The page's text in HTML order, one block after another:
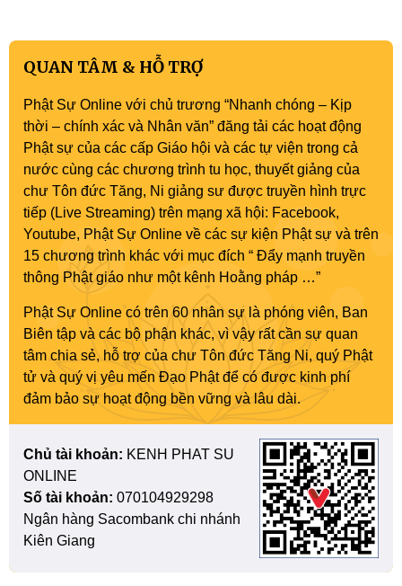
QUAN TÂM & HỖ TRỢ
Phật Sự Online với chủ trương “Nhanh chóng – Kịp
thời – chính xác và Nhân văn” đăng tải các hoạt động
Phật sự của các cấp Giáo hội và các tự viện trong cả
nước cùng các chương trình tu học, thuyết giảng của
chư Tôn đức Tăng, Ni giảng sư được truyền hình trực
tiếp (Live Streaming) trên mạng xã hội: Facebook,
Youtube, Phật Sự Online về các sự kiện Phật sự và trên
15 chương trình khác với mục đích “ Đẩy mạnh truyền
thông Phật giáo như một kênh Hoằng pháp …”
Phật Sự Online có trên 60 nhân sự là phóng viên, Ban
Biên tập và các bộ phận khác, vì vậy rất cần sự quan
tâm chia sẻ, hỗ trợ của chư Tôn đức Tăng Ni, quý Phật
tử và quý vị yêu mến Đạo Phật để có được kinh phí
đảm bảo sự hoạt động bền vững và lâu dài.
Chủ tài khoản: KENH PHAT SU
ONLINE
Số tài khoản: 070104929298
Ngân hàng Sacombank chi nhánh
Kiên Giang